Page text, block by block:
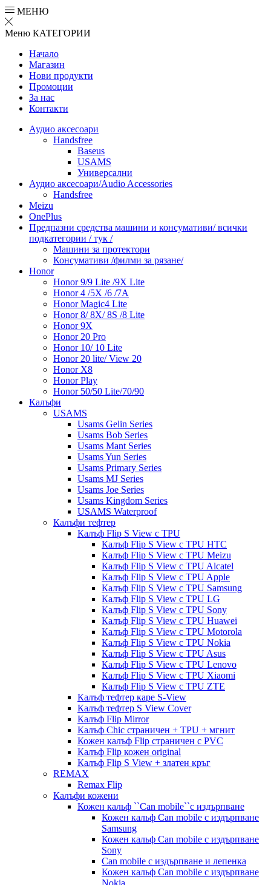
МЕНЮ
Меню КАТЕГОРИИ
Начало
Магазин
Нови продукти
Промоции
За нас
Контакти
Аудио аксесоари
Handsfree
Baseus
USAMS
Универсални
Аудио аксесоари/Audio Accessories
Handsfree
Meizu
OnePlus
Предпазни средства машини и консумативи/ всички
подкатегории / тук /
Машини за протектори
Консумативи /филми за рязане/
Honor
Honor 9/9 Lite /9X Lite
Honor 4 /5X /6 /7A
Honor Magic4 Lite
Honor 8/ 8X/ 8S /8 Lite
Honor 9X
Honor 20 Pro
Honor 10/ 10 Lite
Honor 20 lite/ View 20
Honor X8
Honor Play
Honor 50/50 Lite/70/90
Калъфи
USAMS
Usams Gelin Series
Usams Bob Series
Usams Mant Series
Usams Yun Series
Usams Primary Series
Usams MJ Series
Usams Joe Series
Usams Kingdom Series
USAMS Waterproof
Калъфи тефтер
Калъф Flip S View с TPU
Калъф Flip S View с TPU HTC
Калъф Flip S View с TPU Meizu
Калъф Flip S View с TPU Alcatel
Калъф Flip S View с TPU Apple
Калъф Flip S View с TPU Samsung
Калъф Flip S View с TPU LG
Калъф Flip S View с TPU Sony
Калъф Flip S View с TPU Huawei
Калъф Flip S View с TPU Motorola
Калъф Flip S View с TPU Nokia
Калъф Flip S View с TPU Asus
Калъф Flip S View с TPU Lenovo
Калъф Flip S View с TPU Xiaomi
Калъф Flip S View с TPU ZTE
Калъф тефтер каре S-View
Калъф тефтер S View Cover
Калъф Flip Mirror
Калъф Chic страничен + TPU + мгнит
Кожен калъф Flip страничен с PVC
Калъф Flip кожен original
Калъф Flip S View + златен кръг
REMAX
Remax Flip
Калъфи кожени
Кожен кальф ``Can mobile``с издърпване
Кожен кальф Can mobile с издърпване
Samsung
Кожен кальф Can mobile с издърпване
Sony
Can mobile с издърпване и лепенка
Кожен кальф Can mobile с издърпване
Nokia